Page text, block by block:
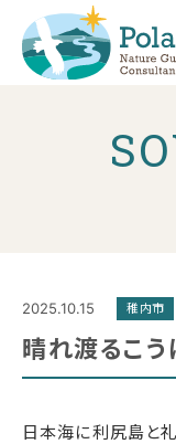
2025.10.15 稚内市
晴れ渡るこう
日本海に利尻島と